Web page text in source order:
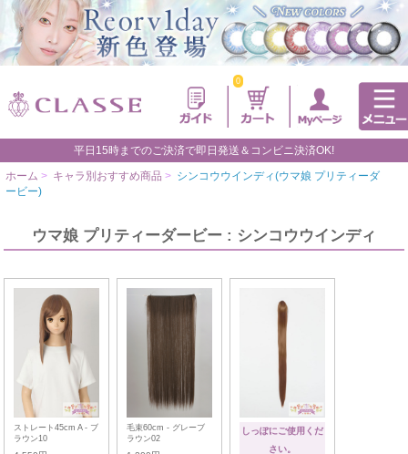
0
平日15時までのご決済で即日発送＆コンビニ決済OK!
ホーム > キャラ別おすすめ商品 > シンコウウインディ(ウマ娘 プリティーダ
ービー)
ウマ娘 プリティーダービー : シンコウウインディ
ストレート45cm A - ブ
ラウン10
毛束60cm - グレーブ
ラウン02
しっぽにご使用くだ
さい。